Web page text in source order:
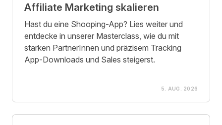
Affiliate Marketing skalieren
Hast du eine Shooping-App? Lies weiter und
entdecke in unserer Masterclass, wie du mit
starken PartnerInnen und präzisem Tracking
App-Downloads und Sales steigerst.
5. AUG. 2026